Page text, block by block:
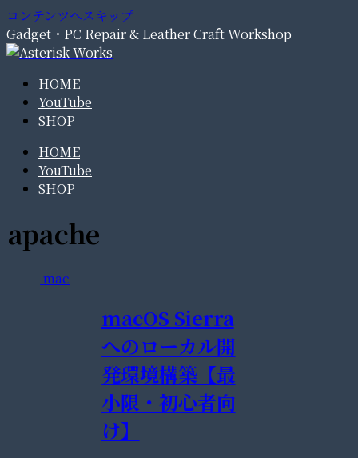
コンテンツへスキップ
Gadget・PC Repair & Leather Craft Workshop
HOME
YouTube
SHOP
HOME
YouTube
SHOP
apache
mac
macOS Sierra
へのローカル開
発環境構築【最
小限・初心者向
け】